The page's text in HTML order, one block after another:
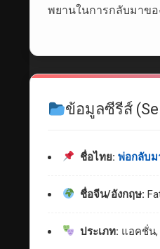
พยานในการกลับมาข
ข้อมูลซีรีส์
ชื่อไทย: พ่อกลับม
ชื่อจีน/อังกฤษ:
ประเภท: แอคชั่น,